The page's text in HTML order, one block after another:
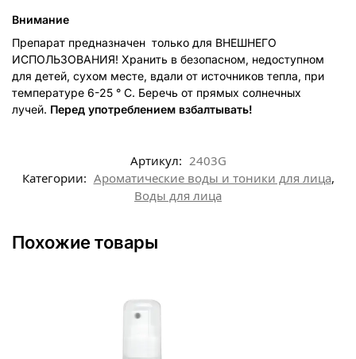
Внимание
Препарат предназначен только для ВНЕШНЕГО
ИСПОЛЬЗОВАНИЯ! Хранить в безопасном, недоступном
для детей, сухом месте, вдали от источников тепла, при
температуре 6-25 ° C. Беречь от прямых солнечных
лучей. Перед употреблением взбалтывать!
Артикул: 2403G
Категории: Ароматические воды и тоники для лица,
Воды для лица
Похожие товары